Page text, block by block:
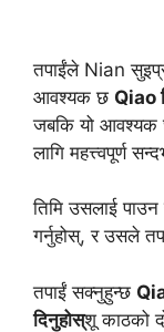
तपाईंले Nian
आवश्यक छ Qiao
जबकि यो
लागि महत्त्वपूर्ण
तिमि उसलाई
गर्नुहोस्, र उसले
तपाईं सक्नुहुन्छ
दिनुहोस्शू काठको